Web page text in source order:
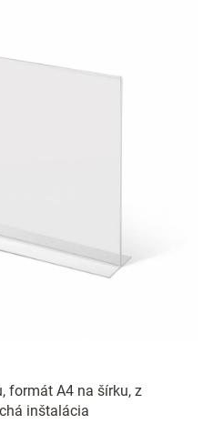
formát A4 na šírku, z
inštalácia